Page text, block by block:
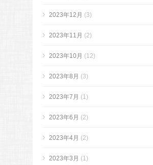
2023年12月 (3)
2023年11月 (2)
2023年10月 (12)
2023年8月 (3)
2023年7月 (1)
2023年6月 (2)
2023年4月 (2)
2023年3月 (1)